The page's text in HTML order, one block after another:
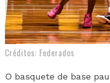
Créditos: Federados
O basquete de base